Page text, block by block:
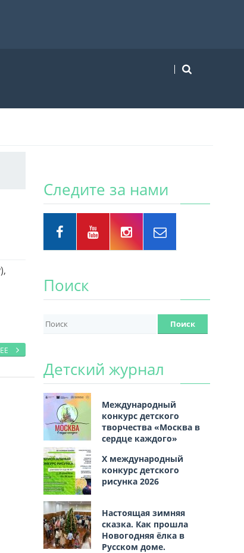
Следите за нами
Поиск
Детский журнал
Международный
конкурс детского
творчества «Москва в
сердце каждого»
Х международный
конкурс детского
рисунка 2026
Настоящая зимняя
сказка. Как прошла
Новогодняя ёлка в
Русском доме.